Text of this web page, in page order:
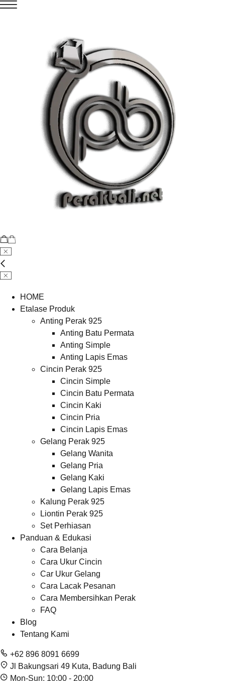
HOME
Etalase Produk
Anting Perak 925
Anting Batu Permata
Anting Simple
Anting Lapis Emas
Cincin Perak 925
Cincin Simple
Cincin Batu Permata
Cincin Kaki
Cincin Pria
Cincin Lapis Emas
Gelang Perak 925
Gelang Wanita
Gelang Pria
Gelang Kaki
Gelang Lapis Emas
Kalung Perak 925
Liontin Perak 925
Set Perhiasan
Panduan & Edukasi
Cara Belanja
Cara Ukur Cincin
Car Ukur Gelang
Cara Lacak Pesanan
Cara Membersihkan Perak
FAQ
Blog
Tentang Kami
+62 896 8091 6699
Jl Bakungsari 49 Kuta, Badung Bali
Mon-Sun: 10:00 - 20:00